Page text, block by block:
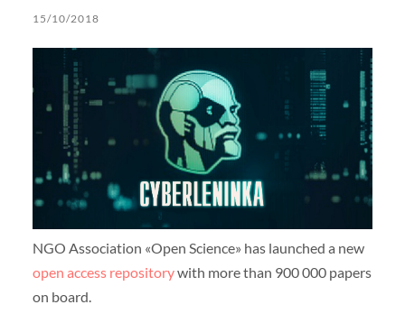
15/10/2018
NGO Association «Open Science» has launched a new
open access repositorywith more than 900 000 papers
on board.